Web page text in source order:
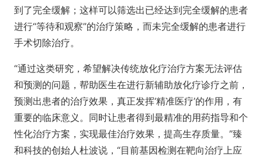
到了完全缓解；这样可以筛选出已经达到完全缓解的患者
进行“等待和观察”的治疗策略，而未完全缓解的患者进行
手术切除治疗。
“通过这类研究，希望解决传统放化疗治疗方案无法评估
和预测的问题，帮助医生在进行新辅助放化疗诊疗之前，
预测出患者的治疗效果，真正发挥‘精准医疗’的作用，有
重要的临床意义。同时让患者得到最精准的用药指导和个
性化治疗方案，实现最佳治疗效果，提高生存质量。”臻
和科技的创始人杜波说，“目前基因检测在靶向治疗上应